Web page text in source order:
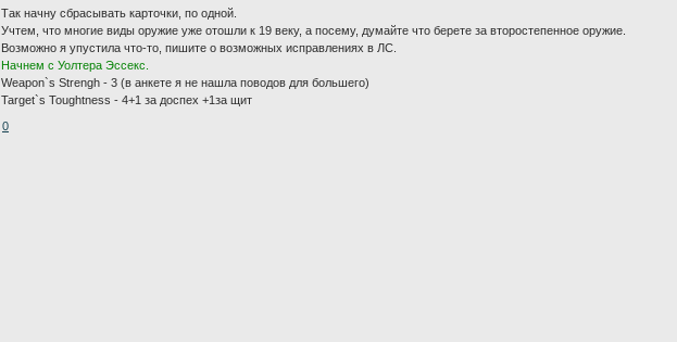
Так начну сбрасывать карточки, по одной.
Учтем, что многие виды оружие уже отошли к 19 веку, а посему, думайте что берете за второстепенное оружие.
Возможно я упустила что-то, пишите о возможных исправлениях в ЛС.
Начнем с Уолтера Эссекс.
Weapon`s Strengh - 3 (в анкете я не нашла поводов для большего)
Target`s Toughtness - 4+1 за доспех +1за щит
0